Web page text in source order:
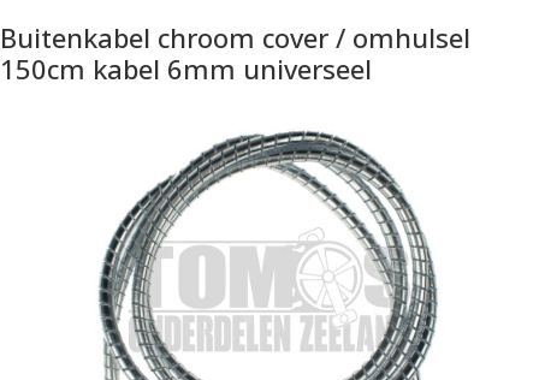
Buitenkabel chroom cover / omhulsel
150cm kabel 6mm universeel